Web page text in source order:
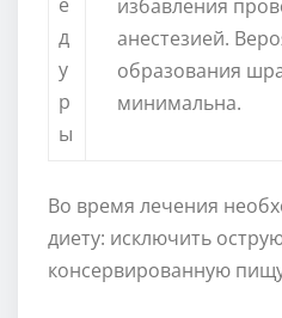
д
у
р
ы
избавления
анестезией.
образования
минимальна.
Во время лечения
диету: исключить
консервированную